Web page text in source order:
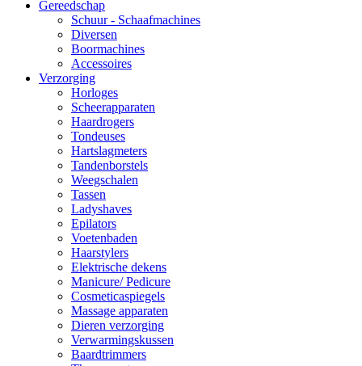
Gereedschap
Schuur - Schaafmachines
Diversen
Boormachines
Accessoires
Verzorging
Horloges
Scheerapparaten
Haardrogers
Tondeuses
Hartslagmeters
Tandenborstels
Weegschalen
Tassen
Ladyshaves
Epilators
Voetenbaden
Haarstylers
Elektrische dekens
Manicure/ Pedicure
Cosmeticaspiegels
Massage apparaten
Dieren verzorging
Verwarmingskussen
Baardtrimmers